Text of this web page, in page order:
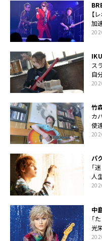
【
加
ス
自
竹
カ
使
パ
「
人
中
「
光